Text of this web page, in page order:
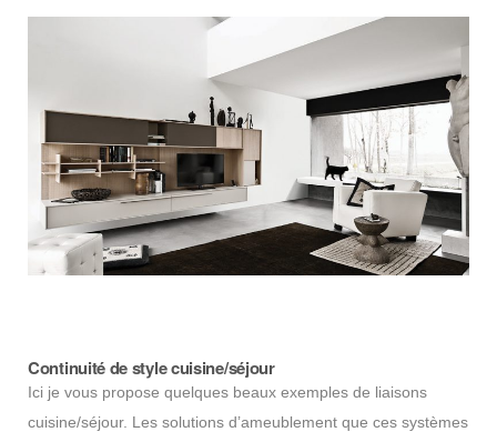
Continuité de style cuisine/séjour
Ici je vous propose quelques beaux exemples de liaisons
cuisine/séjour. Les solutions d’ameublement que ces systèmes